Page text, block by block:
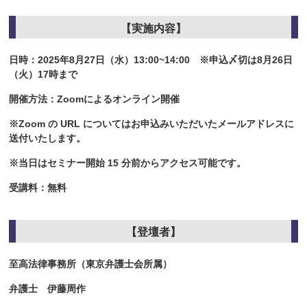
【実施内容】
日時：2025年8月27日（水）13:00~14:00 ※申込〆切は8月26日
（火）17時まで
開催方法：Zoomによるオンライン開催
※Zoom の URL についてはお申込みいただいたメールアドレスに
送付いたします。
※当日はセミナー開始 15 分前からアクセス可能です。
受講料：無料
【登壇者】
至高法律事務所（東京弁護士会所属）
弁護士 伊藤周作